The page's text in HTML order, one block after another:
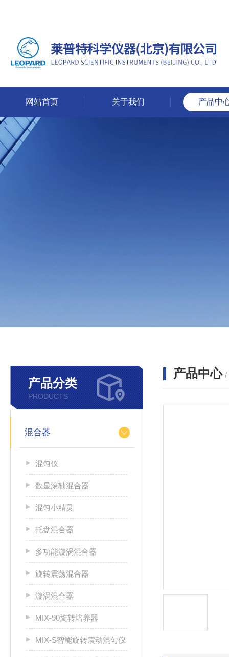
网站首页 关于我们 产品中
产品分类
PRODUCTS
混合器
混匀仪
数显滚轴混合器
混匀小精灵
托盘混合器
多功能漩涡混合器
旋转震荡混合器
漩涡混合器
MIX-90旋转培养器
MIX-S智能旋转震动混匀仪
产品中心 /